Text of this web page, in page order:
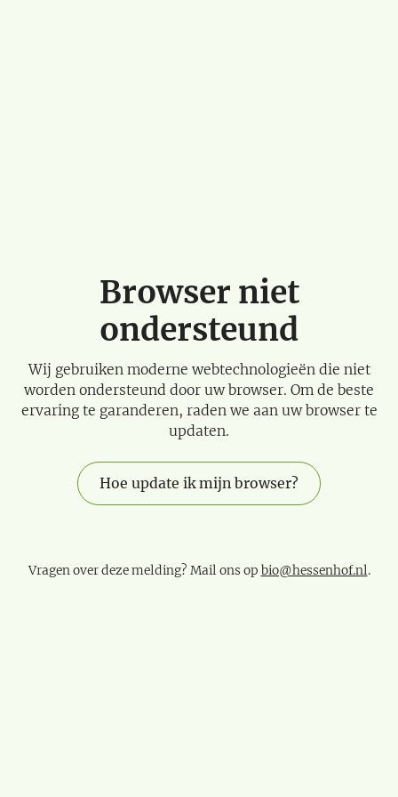
Browser niet
ondersteund
Wij gebruiken moderne webtechnologieën die niet
worden ondersteund door uw browser. Om de beste
ervaring te garanderen, raden we aan uw browser te
updaten.
Hoe update ik mijn browser?
Vragen over deze melding? Mail ons op bio@hessenhof.nl.